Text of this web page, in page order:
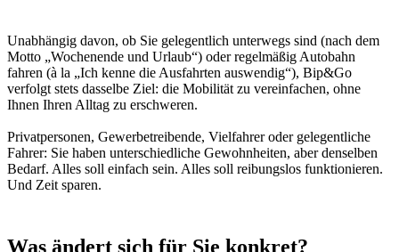
Unabhängig davon, ob Sie gelegentlich unterwegs sind (nach dem
Motto „Wochenende und Urlaub“) oder regelmäßig Autobahn
fahren (à la „Ich kenne die Ausfahrten auswendig“), Bip&Go
verfolgt stets dasselbe Ziel: die Mobilität zu vereinfachen, ohne
Ihnen Ihren Alltag zu erschweren.
Privatpersonen, Gewerbetreibende, Vielfahrer oder gelegentliche
Fahrer: Sie haben unterschiedliche Gewohnheiten, aber denselben
Bedarf. Alles soll einfach sein. Alles soll reibungslos funktionieren.
Und Zeit sparen.
Was ändert sich für Sie konkret?